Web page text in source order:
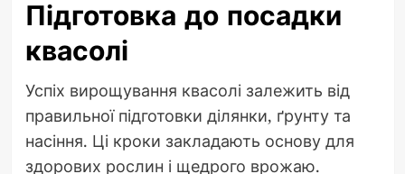
Підготовка до посадки
квасолі
Успіх вирощування квасолі залежить від
правильної підготовки ділянки, ґрунту та
насіння. Ці кроки закладають основу для
здорових рослин і щедрого врожаю.